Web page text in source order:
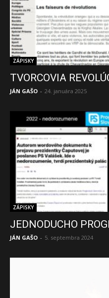
ZÁPISKY
TVORCOVIA
JÁN GAŠO - 24. januára 2025
ZÁPISKY
JEDNODUCHO
JÁN GAŠO - 5. septembra 2024